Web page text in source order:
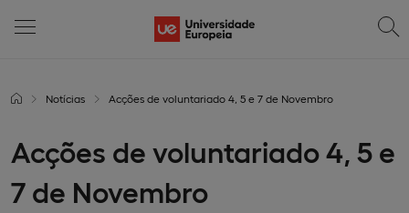
Notícias Acções de voluntariado 4, 5 e 7 de Novembro
Acções de voluntariado 4, 5 e
7 de Novembro